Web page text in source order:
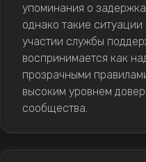
упоминания о
однако такие
участии службы
воспринимается как
прозрачными
высоким уровнем
сообщества.